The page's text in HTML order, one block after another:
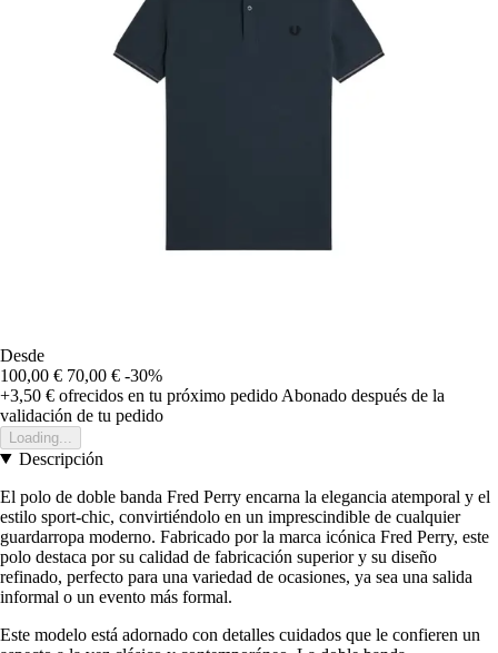
Desde
100,00 € 70,00 € -30%
+3,50 € ofrecidos en tu próximo pedido Abonado después de la
validación de tu pedido
Loading...
Descripción
El polo de doble banda Fred Perry encarna la elegancia atemporal y el
estilo sport-chic, convirtiéndolo en un imprescindible de cualquier
guardarropa moderno. Fabricado por la marca icónica Fred Perry, este
polo destaca por su calidad de fabricación superior y su diseño
refinado, perfecto para una variedad de ocasiones, ya sea una salida
informal o un evento más formal.
Este modelo está adornado con detalles cuidados que le confieren un